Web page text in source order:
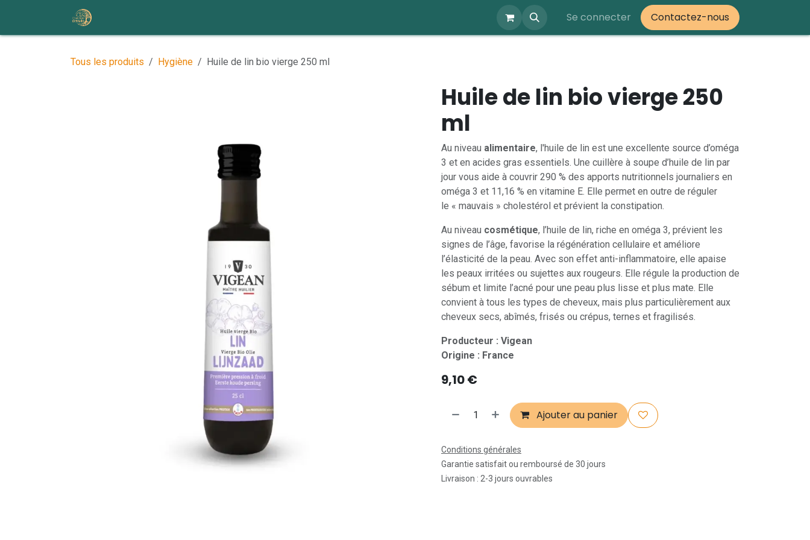
Se rendre au contenu
Se connecter Contactez-nous
Tous les produits Hygiène Huile de lin bio vierge 250 ml
Huile de lin bio vierge 250
ml
Au niveau alimentaire, l'huile de lin est une excellente source d’oméga
3 et en acides gras essentiels. Une cuillère à soupe d’huile de lin par
jour vous aide à couvrir 290 % des apports nutritionnels journaliers en
oméga 3 et 11,16 % en vitamine E. Elle permet en outre de réguler
le « mauvais » cholestérol et prévient la constipation.
Au niveau cosmétique, l’huile de lin, riche en oméga 3, prévient les
signes de l’âge, favorise la régénération cellulaire et améliore
l’élasticité de la peau. Avec son effet anti-inflammatoire, elle apaise
les peaux irritées ou sujettes aux rougeurs. Elle régule la production de
sébum et limite l’acné pour une peau plus lisse et plus mate. Elle
convient à tous les types de cheveux, mais plus particulièrement aux
cheveux secs, abîmés, frisés ou crépus, ternes et fragilisés.
Producteur : Vigean
Origine : France
9,10€
Ajouter au panier
Conditions générales
Garantie satisfait ou remboursé de 30 jours
Livraison : 2-3 jours ouvrables